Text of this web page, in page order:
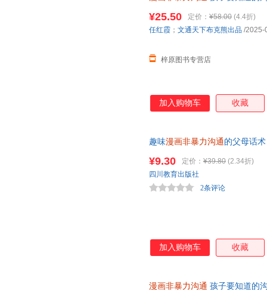
¥25.50 定价： ¥58.00 (4.4折)
梓原图书专营店
任红霞 ； 文通天下布克熊出品 /2025-
加入购物车 收藏
趣味漫画非暴力沟通 的父母话
¥9.30 定价： ¥39.80 (2.34折)
2条评论
四川教育出版社
加入购物车 收藏
漫画非暴力沟通 孩子要知道的